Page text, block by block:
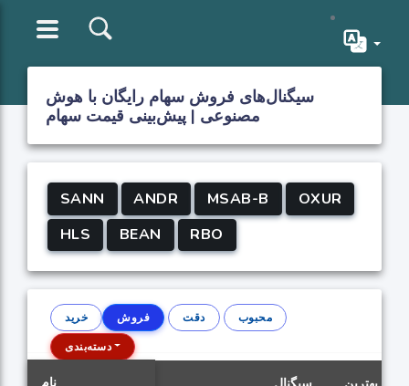
سیگنال‌های فروش سهام رایگان با هوش
مصنوعی | پیش‌بینی قیمت سهام
SANN ANDR MSAB-B
OXUR
HLS
BEAN RBO
خرید فروش دقت
محبوب
دسته‌بندی
نام